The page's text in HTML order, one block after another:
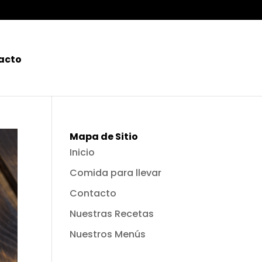
Mapa de Sitio
Inicio
Comida para llevar
Contacto
Nuestras Recetas
Nuestros Menús